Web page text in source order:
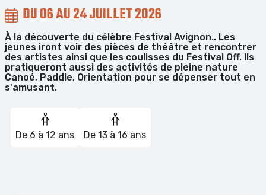
DU 06 AU 24 JUILLET 2026
À la découverte du célèbre Festival Avignon.. Les
jeunes iront voir des pièces de théâtre et rencontrer
des artistes ainsi que les coulisses du Festival Off. Ils
pratiqueront aussi des activités de pleine nature
Canoé, Paddle, Orientation pour se dépenser tout en
s'amusant.
De 6 à 12 ans De 13 à 16 ans